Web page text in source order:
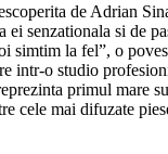
de Adrian
ei senzationala si de
simtim la fel”, o
intr-o studio
primul mare
cele mai difuzate